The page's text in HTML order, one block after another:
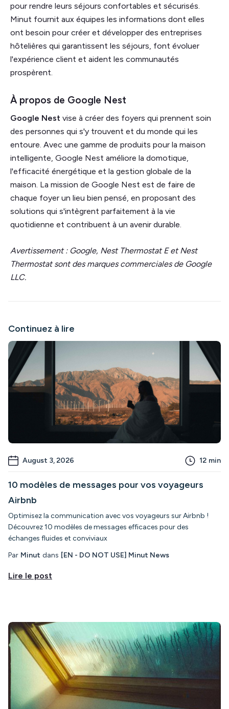
pour rendre leurs séjours confortables et sécurisés.
Minut fournit aux équipes les informations dont elles
ont besoin pour créer et développer des entreprises
hôtelières qui garantissent les séjours, font évoluer
l'expérience client et aident les communautés
prospèrent.
À propos de Google Nest
Google Nest vise à créer des foyers qui prennent soin
des personnes qui s'y trouvent et du monde qui les
entoure. Avec une gamme de produits pour la maison
intelligente, Google Nest améliore la domotique,
l'efficacité énergétique et la gestion globale de la
maison. La mission de Google Nest est de faire de
chaque foyer un lieu bien pensé, en proposant des
solutions qui s'intègrent parfaitement à la vie
quotidienne et contribuent à un avenir durable.
Avertissement : Google, Nest Thermostat E et Nest
Thermostat sont des marques commerciales de Google
LLC.
Continuez à lire
August 3, 2026 12 min
10 modèles de messages pour vos voyageurs
Airbnb
Optimisez la communication avec vos voyageurs sur Airbnb !
Découvrez 10 modèles de messages efficaces pour des
échanges fluides et conviviaux
Par Minut dans [EN - DO NOT USE] Minut News
Lire le post